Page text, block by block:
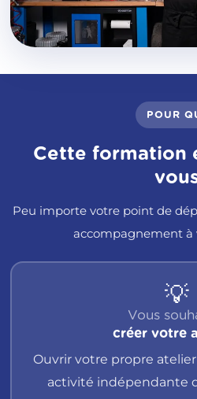
POUR
Cette formation
Peu importe votre point de
accompagnement à
💡
Vous
créer votre
Ouvrir votre propre
activité indépendante